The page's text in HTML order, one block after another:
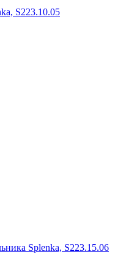
S223.10.05